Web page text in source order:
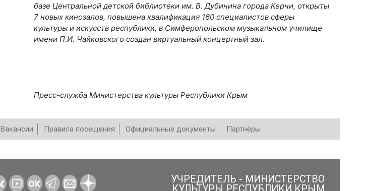
базе Центральной детской библиотеки им. В. Дубинина города Керчи, открыты
7 новых кинозалов, повышена квалификация 160 специалистов сферы
культуры и искусств республики, в Симферопольском музыкальном училище
имени П.И. Чайковского создан виртуальный концертный зал.
Пресс-служба Министерства культуры Республики Крым
Вакансии Правила посещения Официальные документы Партнёры
УЧРЕДИТЕЛЬ - МИНИСТЕРСТВО
КУЛЬТУРЫ РЕСПУБЛИКИ КРЫМ